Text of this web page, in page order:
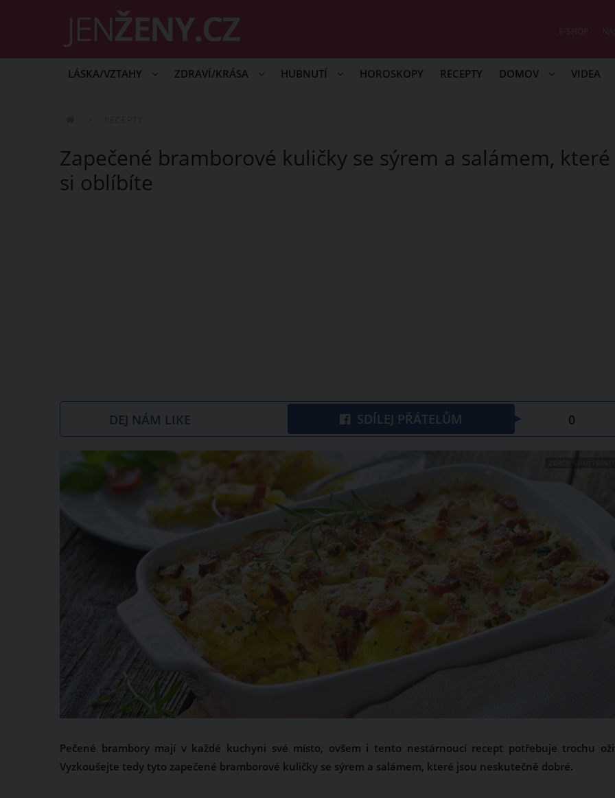
LÁSKA/VZTAHY ZDRAVÍ/KRÁSA HUBNUTÍ HOROSKOPY RECEPTY DOMOV VIDEA
Zapečené bramborové kuličky se sýrem a salámem, které
si oblíbíte
DEJ NÁM LIKE SDÍLEJ PŘÁTELŮM 0
Pečené brambory mají v každé kuchyni své místo, ovšem i tento nestárnoucí recept potřebuje trochu
Vyzkoušejte tedy tyto zapečené bramborové kuličky se sýrem a salámem, které jsou neskutečně dobré.